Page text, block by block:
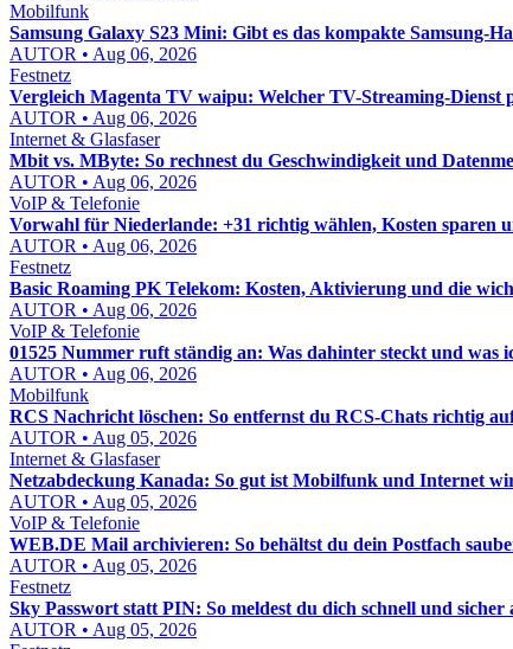
Mobilfunk
Samsung Galaxy S23 Mini: Gibt es das kompakte Samsung-
AUTOR • Aug 06, 2026
Festnetz
Vergleich Magenta TV waipu: Welcher TV-Streaming-Dienst
AUTOR • Aug 06, 2026
Internet & Glasfaser
Mbit vs. MByte: So rechnest du Geschwindigkeit und
AUTOR • Aug 06, 2026
VoIP & Telefonie
Vorwahl für Niederlande: +31 richtig wählen, Kosten sparen
AUTOR • Aug 06, 2026
Festnetz
Basic Roaming PK Telekom: Kosten, Aktivierung und die
AUTOR • Aug 06, 2026
VoIP & Telefonie
01525 Nummer ruft ständig an: Was dahinter steckt und was
AUTOR • Aug 06, 2026
Mobilfunk
RCS Nachricht löschen: So entfernst du RCS-Chats richtig
AUTOR • Aug 05, 2026
Internet & Glasfaser
Netzabdeckung Kanada: So gut ist Mobilfunk und Internet
AUTOR • Aug 05, 2026
VoIP & Telefonie
WEB.DE Mail archivieren: So behältst du dein Postfach
AUTOR • Aug 05, 2026
Festnetz
Sky Passwort statt PIN: So meldest du dich schnell und sicher
AUTOR • Aug 05, 2026